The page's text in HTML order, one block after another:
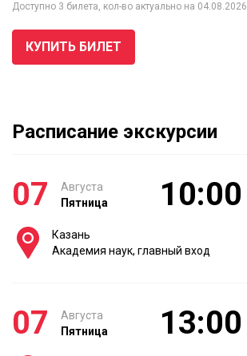
Доступно 3 билета, кол-во актуально на 04.08.2026
КУПИТЬ БИЛЕТ
Расписание экскурсии
07
Августа
Пятница
10:00
Казань
Академия наук, главный вход
07
Августа
Пятница
13:00